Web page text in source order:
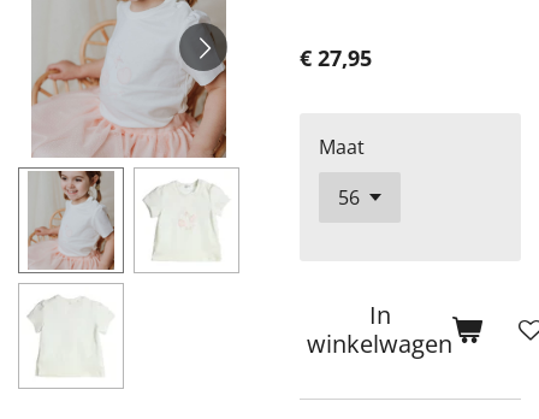
€ 27,95
Maat
In
winkelwagen